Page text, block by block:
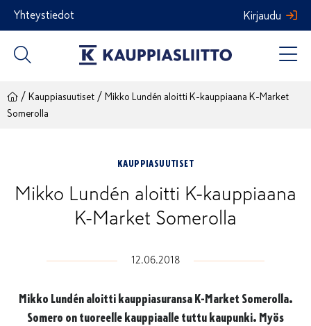
Siirry
sisältöön
Yhteystiedot Kirjaudu
/ Kauppiasuutiset / Mikko Lundén aloitti K-kauppiaana K-Market
Somerolla
KAUPPIASUUTISET
Mikko Lundén aloitti K-kauppiaana
K-Market Somerolla
12.06.2018
Mikko Lundén aloitti kauppiasuransa K-Market Somerolla.
Somero on tuoreelle kauppiaalle tuttu kaupunki. Myös